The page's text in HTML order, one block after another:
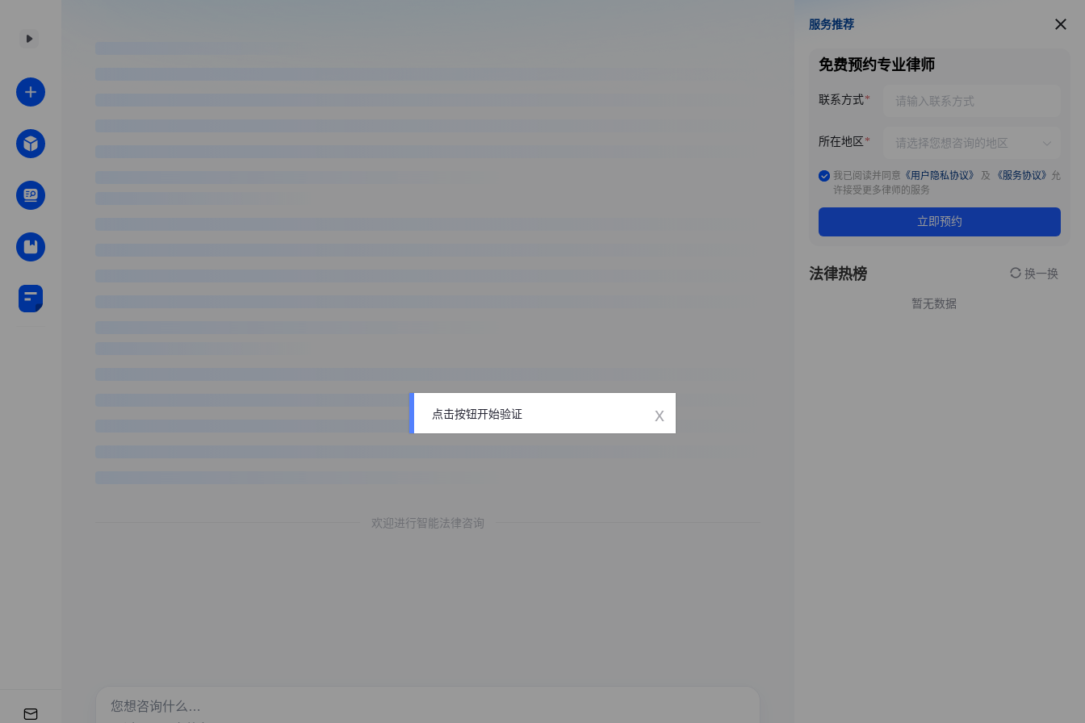
欢迎进行智能法律咨询
服务推荐
服务推荐
免费预约专业律师
联系方式
所在地区
我已阅读并同意 《用户隐私协议》 及 《服务协议》 允
许接受更多律师的服务
立即预约
法律热榜 换一换
暂无数据
点击按钮开始验证 x